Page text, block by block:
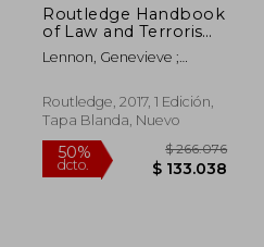
Routledge Handbook
of Law and Terrorism
(en Inglés)
Lennon, Genevieve ;
Routledge, 2017, 1 Edición,
Tapa Blanda, Nuevo